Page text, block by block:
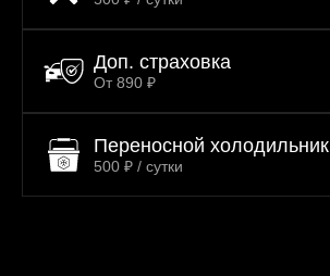
Доп. страховка
От 890 ₽
Переносной холодильник
500 ₽ / сутки